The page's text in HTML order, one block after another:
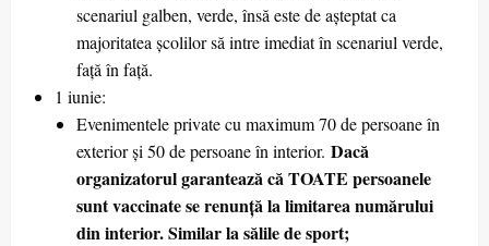
scenariul galben, verde, însă este de așteptat ca
majoritatea școlilor să intre imediat în scenariul verde,
față în față.
1 iunie:
Evenimentele private cu maximum 70 de persoane în
exterior și 50 de persoane în interior. Dacă
organizatorul garantează că TOATE persoanele
sunt vaccinate se renunță la limitarea numărului
din interior. Similar la sălile de sport;